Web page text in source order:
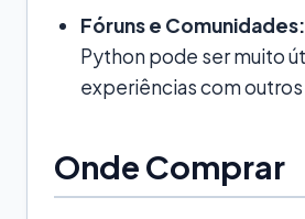
Fóruns e Comunidades:
Python pode ser muito
experiências com
Onde Comprar